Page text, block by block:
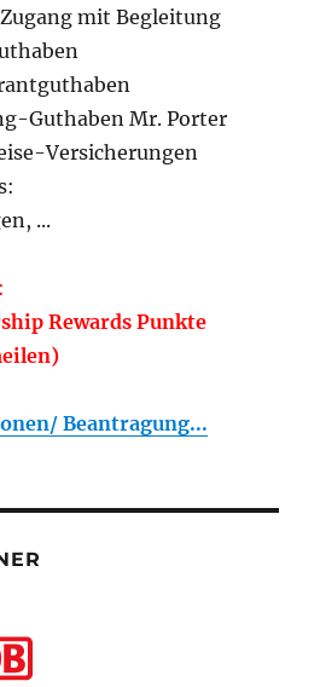
mit Begleitung
Guthaben Mr. Porter
Versicherungen
...
Rewards Punkte
Beantragung...